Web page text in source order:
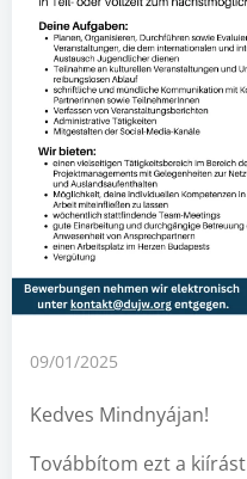
09/01/2025
Kedves Mindnyájan!
Továbbítom ezt a